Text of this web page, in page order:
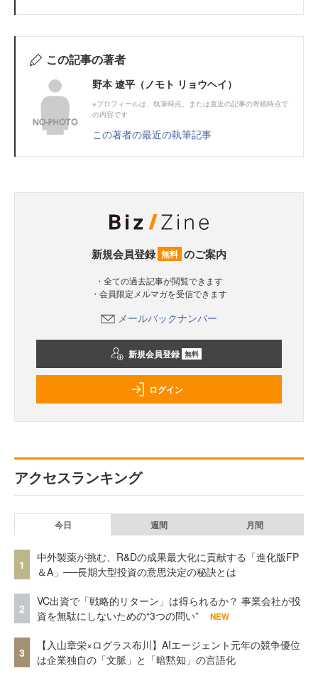
この記事の著者
野本 遼平（ノモト リョウヘイ）
※プロフィールは、執筆時点、または直近の記事の寄稿時点で
の内容です
この著者の最近の執筆記事
新規会員登録 無料 のご案内
・全ての過去記事が閲覧できます
・会員限定メルマガを受信できます
メールバックナンバー
新規会員登録 無料
ログイン
アクセスランキング
今日 週間 月間
1
中外製薬が挑む、R&Dの成果最大化に貢献する「進化版FP
＆A」──長期大型投資の意思決定の秘訣とは
2
VC出資で「戦略的リターン」は得られるか？ 事業会社が投
資を無駄にしないための“3つの問い”
NEW
3
【入山章栄×ログラス布川】AIエージェント元年の競争優位
は企業独自の「文脈」と「暗黙知」の言語化